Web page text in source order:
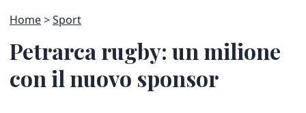
Home Sport
Petrarca rugby: un milione
con il nuovo sponsor